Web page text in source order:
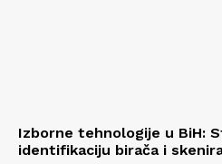
Izborne tehnologije u BiH:
identifikaciju birača i